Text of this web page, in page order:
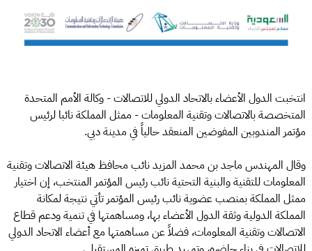
انتخبت الدول الأعضاء بالاتحاد الدولي للاتصالات - وكالة الأمم المتحدة
المتخصصة بالاتصالات وتقنية المعلومات - ممثل المملكة نائبا لرئيس
مؤتمر المندوبين المفوضين المنعقد حالياً في مدينة دبي.
وقال المهندس ماجد بن محمد المزيد نائب محافظ هيئة الاتصالات وتقنية
المعلومات للتقنية والبنية التحتية نائب رئيس المؤتمر المنتخب، إن اختيار
ممثل المملكة بمنصب عضوية نائب رئيس المؤتمر تأتي نتيجة لمكانة
المملكة الدولية وثقة الدول الأعضاء بها، ومساهمتها في تنمية ودعم قطاع
الاتصالات وتقنية المعلومات، فضلاً عن مساهمتها مع أعضاء الاتحاد الدولي